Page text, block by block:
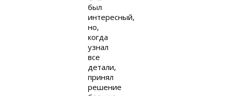
был
интересный,
но,
когда
узнал
все
детали,
принял
решение